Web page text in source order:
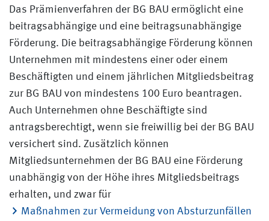
Das Prämienverfahren der BG BAU ermöglicht eine
beitragsabhängige und eine beitragsunabhängige
Förderung. Die beitragsabhängige Förderung können
Unternehmen mit mindestens einer oder einem
Beschäftigten und einem jährlichen Mitgliedsbeitrag
zur BG BAU von mindestens 100 Euro beantragen.
Auch Unternehmen ohne Beschäftigte sind
antragsberechtigt, wenn sie freiwillig bei der BG BAU
versichert sind. Zusätzlich können
Mitgliedsunternehmen der BG BAU eine Förderung
unabhängig von der Höhe ihres Mitgliedsbeitrags
erhalten, und zwar für
Maßnahmen zur Vermeidung von Absturzunfällen